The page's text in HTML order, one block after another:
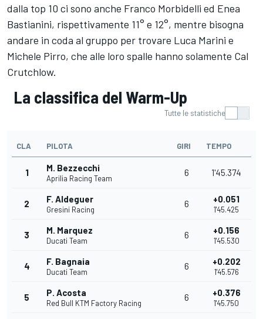
dalla top 10 ci sono anche Franco Morbidelli ed Enea
Bastianini, rispettivamente 11° e 12°, mentre bisogna
andare in coda al gruppo per trovare Luca Marini e
Michele Pirro, che alle loro spalle hanno solamente Cal
Crutchlow.
La classifica del Warm-Up
Tutte le statistiche
CLA PILOTA GIRI TEMPO
1 M. Bezzecchi
Aprilia Racing Team
6 1'45.374
2 F. Aldeguer
Gresini Racing
6 +0.051
1'45.425
3 M. Marquez
Ducati Team
6 +0.156
1'45.530
4 F. Bagnaia
Ducati Team
6 +0.202
1'45.576
5 P. Acosta
Red Bull KTM Factory Racing
6 +0.376
1'45.750